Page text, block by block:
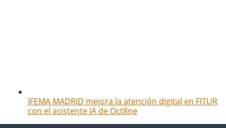
IFEMA MADRID mejora la atención digital en FITUR
con el asistente IA de Oct8ne